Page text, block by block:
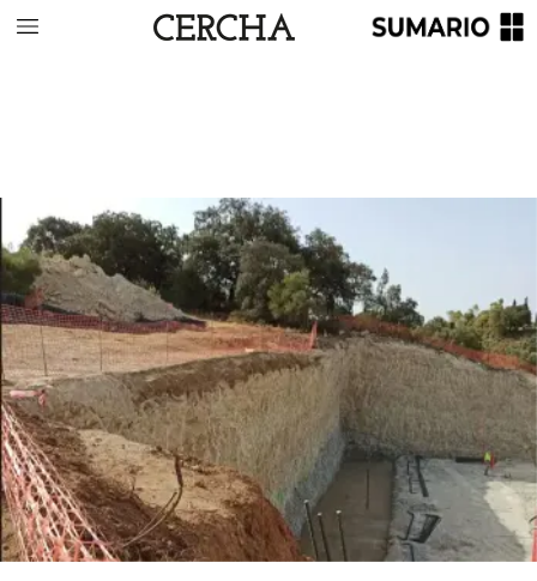
PORTADA Almazara